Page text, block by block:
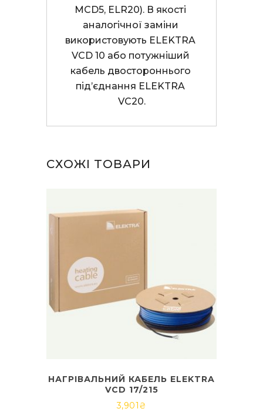
MCD5, ELR20). В якості
аналогічної заміни
використовують ELEKTRA
VCD 10 або потужніший
кабель двостороннього
під’єднання ELEKTRA
VC20.
СХОЖІ ТОВАРИ
НАГРІВАЛЬНИЙ КАБЕЛЬ ELEKTRA
VCD 17/215
3,901 ₴